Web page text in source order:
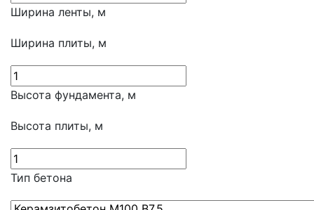
Ширина ленты, м
Ширина плиты, м
Высота фундамента, м
Высота плиты, м
Тип бетона